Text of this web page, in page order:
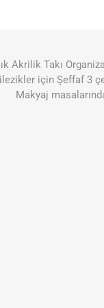
Akrilik Takı
için Şeffaf 3
Makyaj